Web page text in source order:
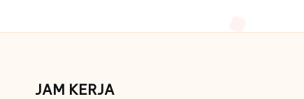
JAM KERJA